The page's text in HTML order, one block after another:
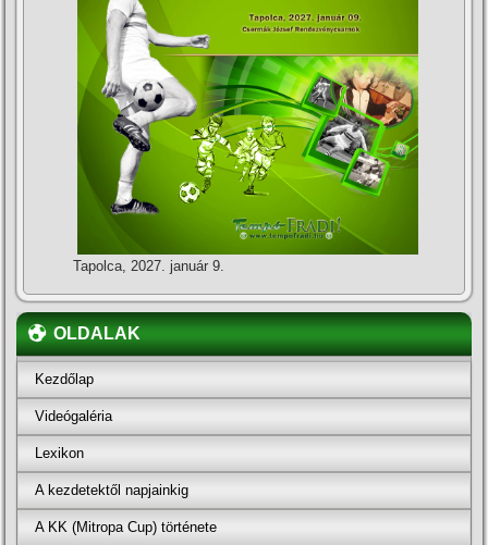
Tapolca, 2027. január 9.
OLDALAK
Kezdőlap
Videógaléria
Lexikon
A kezdetektől napjainkig
A KK (Mitropa Cup) története